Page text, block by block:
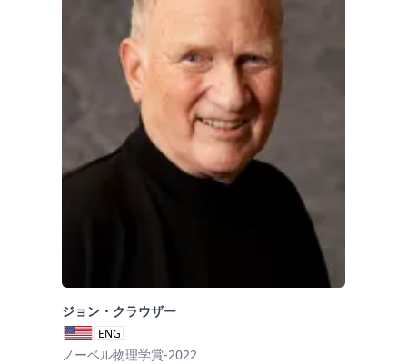
ジョン・クラウザー
ENG
ノーベル物理学賞-2022